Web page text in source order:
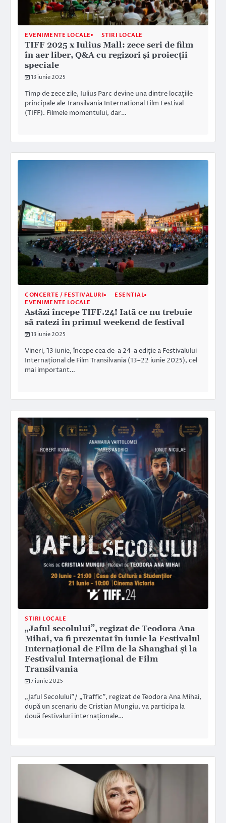
EVENIMENTE LOCALE STIRI LOCALE
TIFF 2025 x Iulius Mall: zece seri de film
în aer liber, Q&A cu regizori și proiecții
speciale
13 iunie 2025
Timp de zece zile, Iulius Parc devine una dintre locațiile
principale ale Transilvania International Film Festival
(TIFF). Filmele momentului, dar…
CONCERTE / FESTIVALURI
ESENTIAL
EVENIMENTE LOCALE
Astăzi începe TIFF.24! Iată ce nu trebuie
să ratezi în primul weekend de festival
13 iunie 2025
Vineri, 13 iunie, începe cea de-a 24-a ediție a Festivalului
Internațional de Film Transilvania (13–22 iunie 2025), cel
mai important…
STIRI LOCALE
„Jaful secolului”, regizat de Teodora Ana
Mihai, va fi prezentat în iunie la Festivalul
Internațional de Film de la Shanghai și la
Festivalul Internațional de Film
Transilvania
7 iunie 2025
„Jaful Secolului”/ „Traffic”, regizat de Teodora Ana Mihai,
după un scenariu de Cristian Mungiu, va participa la
două festivaluri internaționale…